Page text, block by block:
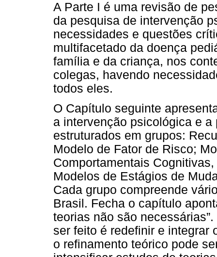
A Parte I é uma revisão de
da pesquisa de intervenção
necessidades e questões
multifacetado da doença
família e da criança, nos
colegas, havendo
todos eles.
O Capítulo seguinte
a intervenção psicológica e
estruturados em grupos:
Modelo de Fator de Risco;
Comportamentais
Modelos de Estágios de
Cada grupo compreende
Brasil. Fecha o capítulo
teorias não são
ser feito é redefinir e integrar
o refinamento teórico pode